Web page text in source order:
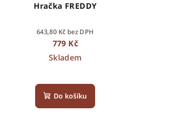
Hračka FREDDY
643,80 Kč bez DPH
779 Kč
Skladem
Do košíku